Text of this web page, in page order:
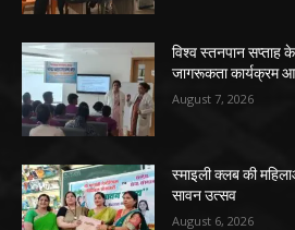
विश्व स्तनपान सप्ताह
जागरूकता कार्यक्रम
August 7, 2026
स्माइली क्लब की
सावन उत्सव
August 6, 2026